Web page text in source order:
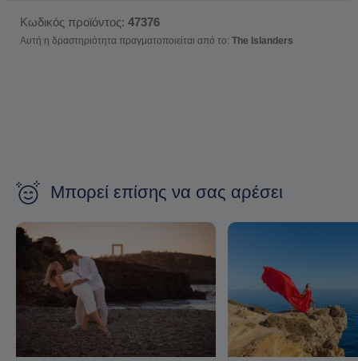
Κωδικός προϊόντος: 47376
Αυτή η δραστηριότητα πραγματοποιείται από το: The Islanders
Μπορεί επίσης να σας αρέσει